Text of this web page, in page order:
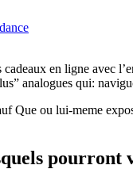
cadeaux en ligne avec
analogues qui:
Que ou lui-meme